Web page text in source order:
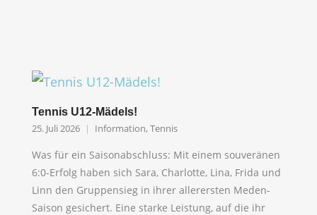
Tennis U12-Mädels!
25. Juli 2026 Information, Tennis
Was für ein Saisonabschluss: Mit einem souveränen
6:0-Erfolg haben sich Sara, Charlotte, Lina, Frida und
Linn den Gruppensieg in ihrer allerersten Meden-
Saison gesichert. Eine starke Leistung, auf die ihr